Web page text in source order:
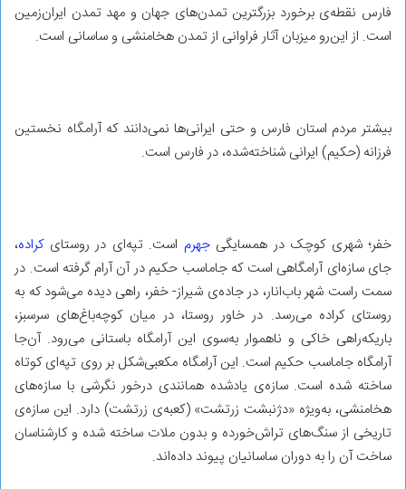
فارس نقطه‌ی برخورد بزرگترین تمدن‌های جهان و مهد تمدن ایران‌زمین
است. از این‌رو میزبان آثار فراوانی از تمدن هخامنشی و ساسانی است.
بیشتر مردم استان فارس و حتی ایرانی‌ها نمی‌دانند که آرامگاه نخستین
فرزانه (حکیم) ایرانی شناخته‌شده، در فارس است.
خفر؛ شهری کوچک در همسایگی جهرم است. تپه‌ای در روستایکراده،
جای سازه‌ای آرامگاهی است که جاماسب حکیم در آن آرام گرفته است. در
سمت راست شهر باب‌انار، در جاده‌ی شیراز- خفر، راهی دیده می‌شود که به
روستای کراده می‌رسد. در خاور روستا، در میان کوچه‌باغ‌های سرسبز،
باریکه‌راهی خاکی و ناهموار به‌سوی این آرامگاه باستانی می‌رود. آن‌جا
آرامگاه جاماسب حکیم است. این آرامگاه مکعبی‌شکل بر روی تپه‌ای کوتاه
ساخته شده است. سازه‌ی یادشده همانندی درخور نگرشی با سازه‌های
هخامنشی، به‌ویژه «دژنبشت زرتشت» (کعبه‌ی زرتشت) دارد. این سازه‌ی
تاریخی از سنگ‌های تراش‌خورده و بدون ملات ساخته شده و کارشناسان
ساخت آن را به دوران ساسانیان پیوند داده‌اند.